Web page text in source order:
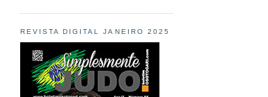
REVISTA DIGITAL JANEIRO 2025